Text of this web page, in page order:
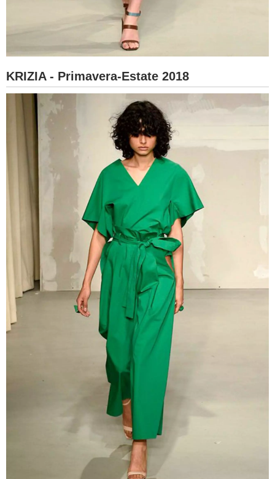
KRIZIA - Primavera-Estate 2018